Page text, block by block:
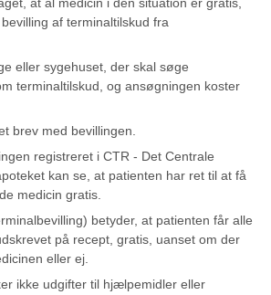
at al medicin i den situation er gratis,
af terminaltilskud fra
eller sygehuset, der skal søge
terminaltilskud, og ansøgningen koster
brev med bevillingen.
registreret i CTR - Det Centrale
kan se, at patienten har ret til at få
medicin gratis.
betyder, at patienten får alle
på recept, gratis, uanset om der
eller ej.
ikke udgifter til hjælpemidler eller